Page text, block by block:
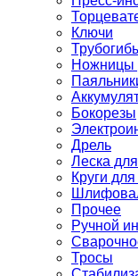
Ключи
Ножницы
Бокорезы
Дрель
Леска
Круги
Прочее
Ручной
Тросы